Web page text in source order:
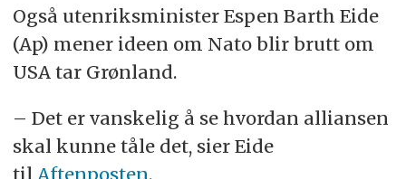
Også utenriksminister Espen Barth Eide
(Ap) mener ideen om Nato blir brutt om
USA tar Grønland.
– Det er vanskelig å se hvordan alliansen
skal kunne tåle det, sier Eide
til Aftenposten.